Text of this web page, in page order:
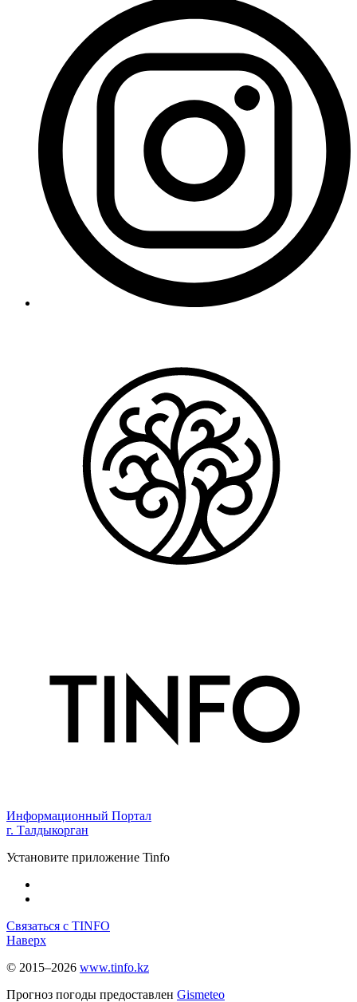
Информационный Портал
г. Талдыкорган
Установите приложение Tinfo
Связаться с TINFO
Наверх
© 2015–2026 www.tinfo.kz
Прогноз погоды предоставлен Gismeteo